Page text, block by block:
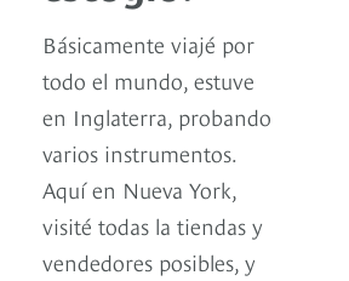
Básicamente viajé por
todo el mundo, estuve
en Inglaterra, probando
varios instrumentos.
Aquí en Nueva York,
visité todas la tiendas y
vendedores posibles, y